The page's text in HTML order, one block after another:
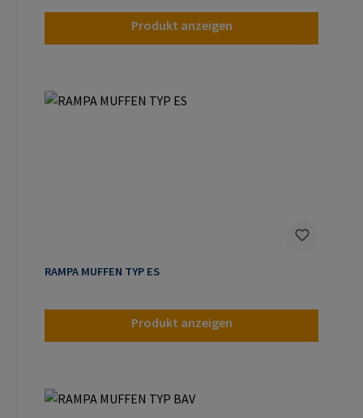
Produkt anzeigen
RAMPA MUFFEN TYP ES
Produkt anzeigen